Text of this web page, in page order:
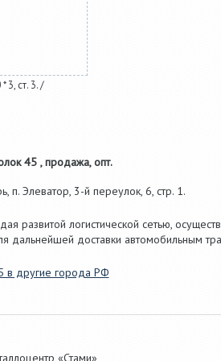
3, ст. 3. /
45 , продажа, опт.
п. Элеватор, 3-й переулок, 6, стр. 1.
развитой логистической сетью,
дальнейшей доставки автомобильным
в другие города РФ
«Стами»